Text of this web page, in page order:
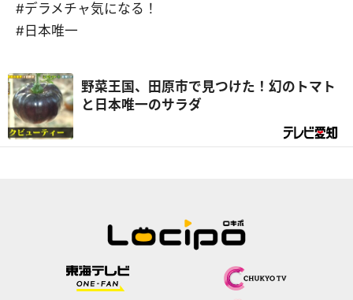
#デラメチャ気になる！
#日本唯一
野菜王国、田原市で見つけた！幻のトマト
と日本唯一のサラダ